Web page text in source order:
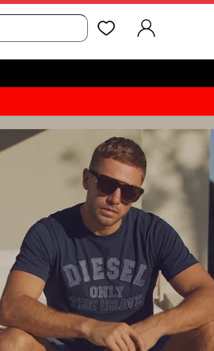
AANMELDEN